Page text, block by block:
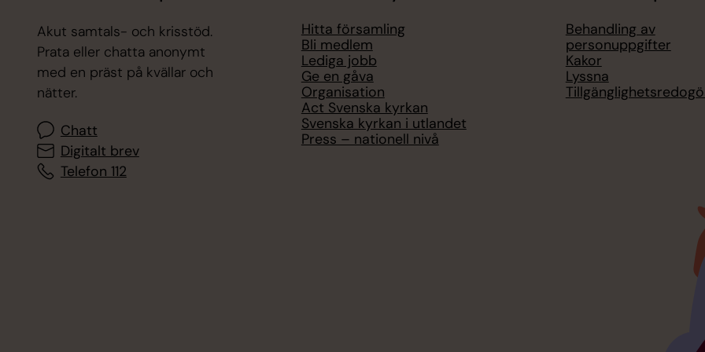
Akut samtals- och krisstöd.
Prata eller chatta anonymt
med en präst på kvällar och
nätter.
Chatt
Digitalt brev
Telefon 112
Hitta församling
Bli medlem
Lediga jobb
Ge en gåva
Organisation
Act Svenska kyrkan
Svenska kyrkan i utlandet
Press – nationell nivå
Behandling av
personuppgifter
Kakor
Lyssna